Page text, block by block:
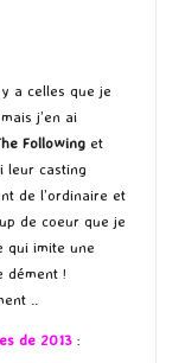
a celles que je
j’en ai
Following et
leur casting
de l’ordinaire et
de coeur que je
qui imite une
dément !
..
de 2013 :